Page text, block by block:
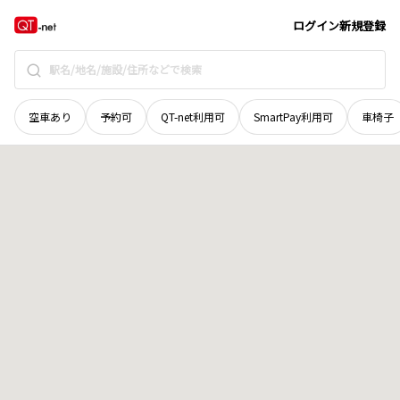
ログイン新規登録
空車あり 予約可 QT-net利用可 SmartPay利用可 車椅子
島根県